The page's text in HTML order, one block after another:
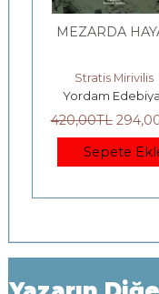
Rob Swart
MEZARDA
Stratis Mirivilis
Yordam
420,00TL 294
Sepete